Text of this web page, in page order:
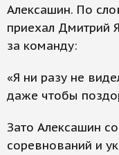
Алексашин. По
приехал Дмитрий
за команду:
«Я ни разу не
даже чтобы
Зато Алексашин
соревнований и